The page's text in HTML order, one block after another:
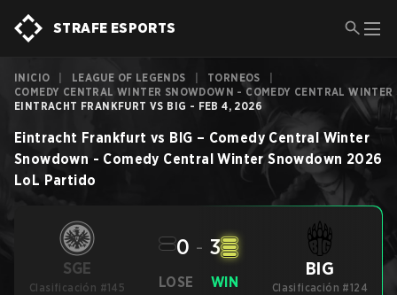
STRAFE ESPORTS
INICIO LEAGUE OF LEGENDS TORNEOS
COMEDY CENTRAL WINTER SNOWDOWN - COMEDY CENTRAL
EINTRACHT FRANKFURT VS BIG - FEB 4, 2026
Eintracht Frankfurt vs BIG – Comedy Central Winter
Snowdown - Comedy Central Winter Snowdown 2026
LoL Partido
SGE
Clasificación #145 LOSE
0 - 3
WIN
BIG
Clasificación #124